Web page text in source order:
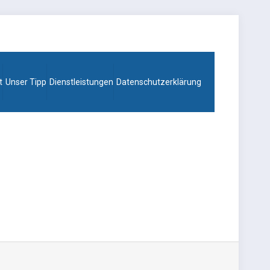
Unser Tipp Dienstleistungen Datenschutzerklärung